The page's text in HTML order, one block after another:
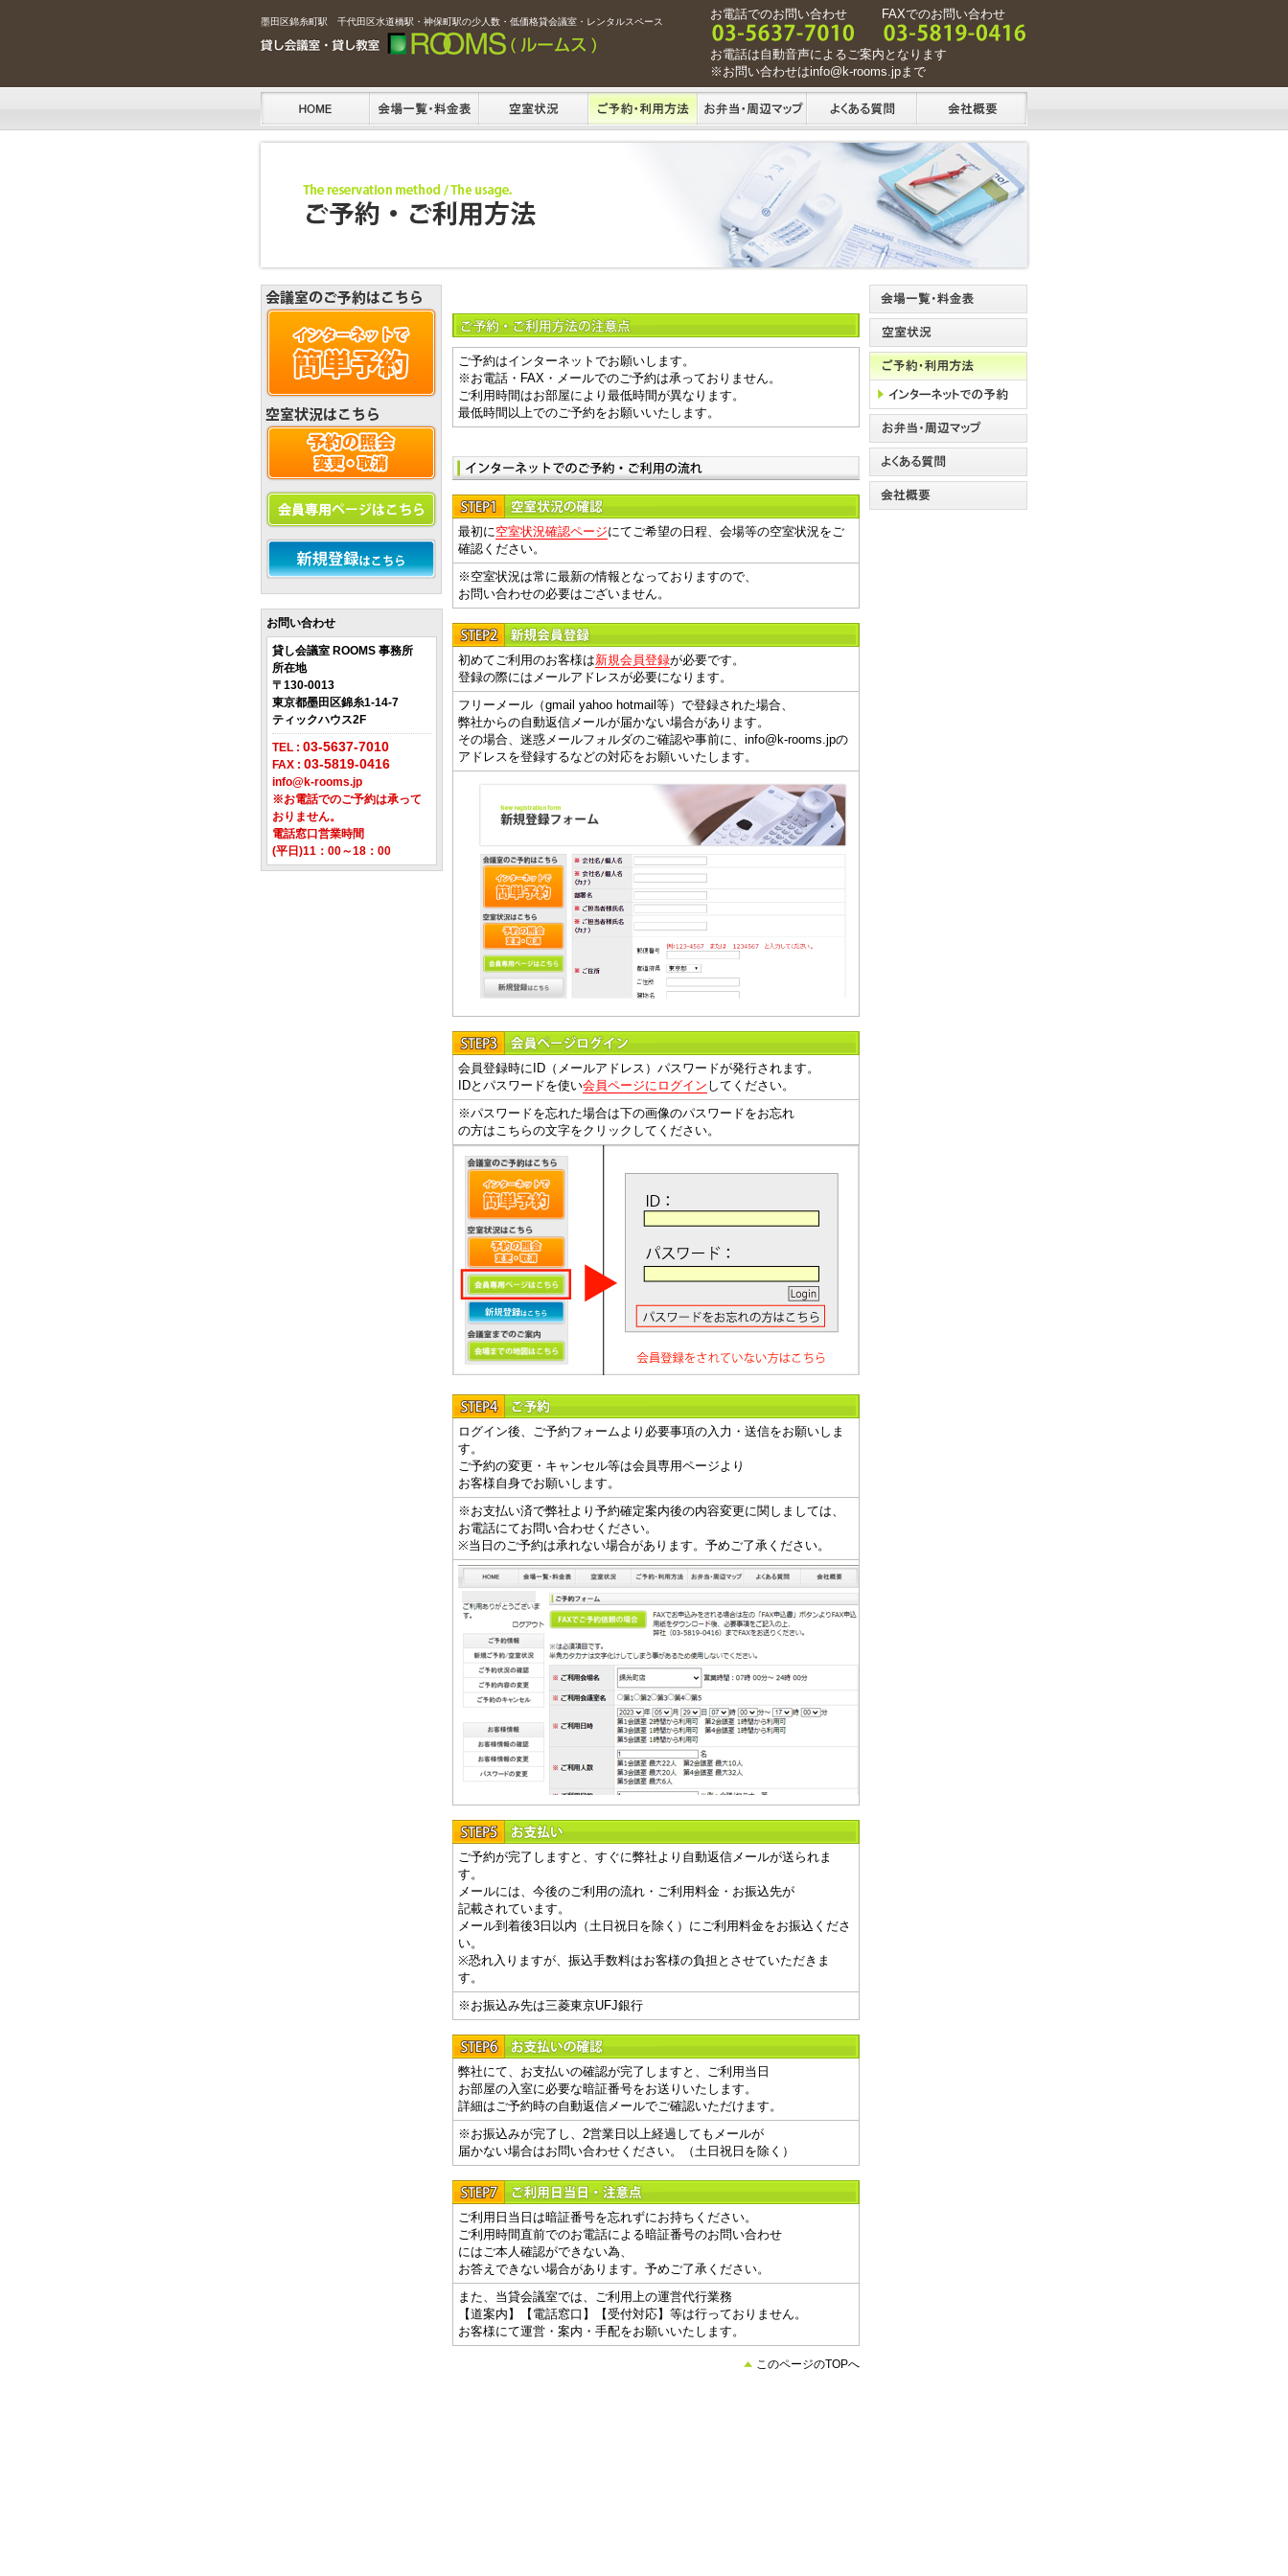
墨田区錦糸町駅 千代田区水道橋駅・神保町駅の少人数・低価格貸会議室・レンタルスペース
お電話でのお問い合わせ FAXでのお問い合わせ
お電話は自動音声によるご案内となります
※お問い合わせはinfo@k-rooms.jpまで
お問い合わせ
貸し会議室 ROOMS 事務所
所在地
〒130-0013
東京都墨田区錦糸1-14-7
ティックハウス2F
TEL : 03-5637-7010
FAX : 03-5819-0416
info@k-rooms.jp
※お電話でのご予約は承って
おりません。
電話窓口営業時間
(平日)11：00～18：00
ご予約はインターネットでお願いします。
※お電話・FAX・メールでのご予約は承っておりません。
ご利用時間はお部屋により最低時間が異なります。
最低時間以上でのご予約をお願いいたします。
最初に空室状況確認ページにてご希望の日程、会場等の空室状況をご
確認ください。
※空室状況は常に最新の情報となっておりますので、
お問い合わせの必要はございません。
初めてご利用のお客様は新規会員登録が必要です。
登録の際にはメールアドレスが必要になります。
フリーメール（gmail yahoo hotmail等）で登録された場合、
弊社からの自動返信メールが届かない場合があります。
その場合、迷惑メールフォルダのご確認や事前に、info@k-rooms.jpの
アドレスを登録するなどの対応をお願いいたします。
会員登録時にID（メールアドレス）パスワードが発行されます。
IDとパスワードを使い会員ページにログイン してください。
※パスワードを忘れた場合は下の画像のパスワードをお忘れ
の方はこちらの文字をクリックしてください。
ログイン後、ご予約フォームより必要事項の入力・送信をお願いしま
す。
ご予約の変更・キャンセル等は会員専用ページより
お客様自身でお願いします。
※お支払い済で弊社より予約確定案内後の内容変更に関しましては、
お電話にてお問い合わせください。
※当日のご予約は承れない場合があります。予めご了承ください。
ご予約が完了しますと、すぐに弊社より自動返信メールが送られま
す。
メールには、今後のご利用の流れ・ご利用料金・お振込先が
記載されています。
メール到着後3日以内（土日祝日を除く）にご利用料金をお振込くださ
い。
※恐れ入りますが、振込手数料はお客様の負担とさせていただきま
す。
※お振込み先は三菱東京UFJ銀行
弊社にて、お支払いの確認が完了しますと、ご利用当日
お部屋の入室に必要な暗証番号をお送りいたします。
詳細はご予約時の自動返信メールでご確認いただけます。
※お振込みが完了し、2営業日以上経過してもメールが
届かない場合はお問い合わせください。（土日祝日を除く）
ご利用日当日は暗証番号を忘れずにお持ちください。
ご利用時間直前でのお電話による暗証番号のお問い合わせ
にはご本人確認ができない為、
お答えできない場合があります。予めご了承ください。
また、当貸会議室では、ご利用上の運営代行業務
【道案内】【電話窓口】【受付対応】等は行っておりません。
お客様にて運営・案内・手配をお願いいたします。
このページのTOPへ